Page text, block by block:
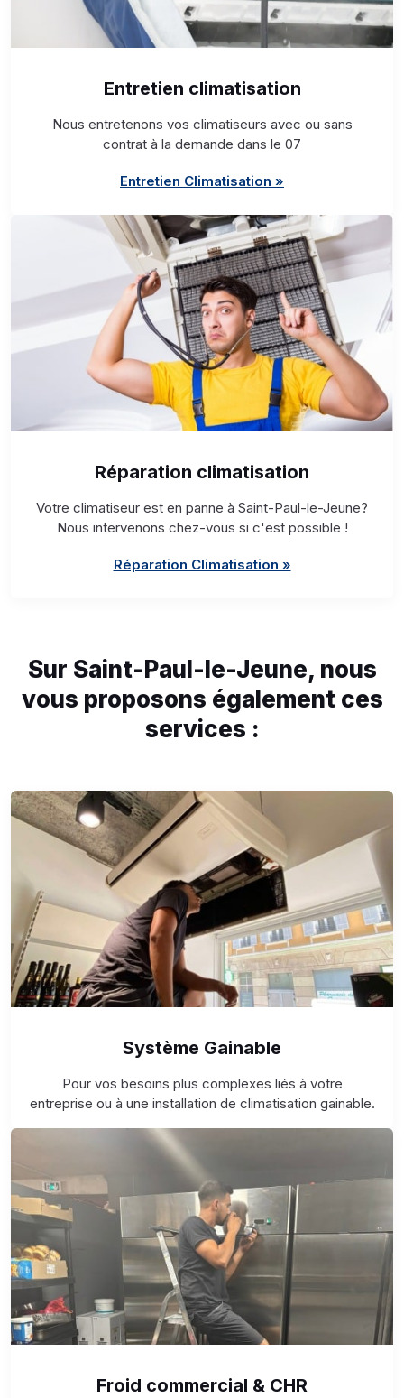
Entretien climatisation
Nous entretenons vos climatiseurs avec ou sans
contrat à la demande dans le 07
Entretien Climatisation »
Réparation climatisation
Votre climatiseur est en panne à Saint-Paul-le-Jeune?
Nous intervenons chez-vous si c'est possible !
Réparation Climatisation »
Sur Saint-Paul-le-Jeune, nous
vous proposons également ces
services :
Système Gainable
Pour vos besoins plus complexes liés à votre
entreprise ou à une installation de climatisation gainable.
Froid commercial & CHR